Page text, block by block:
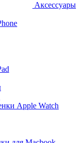
Аксессуары
Apple Watch